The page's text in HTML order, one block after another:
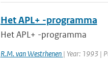
Het APL+ -programma
Het APL+ -programma
R.M. van Westrhenen | Year: 1993 |